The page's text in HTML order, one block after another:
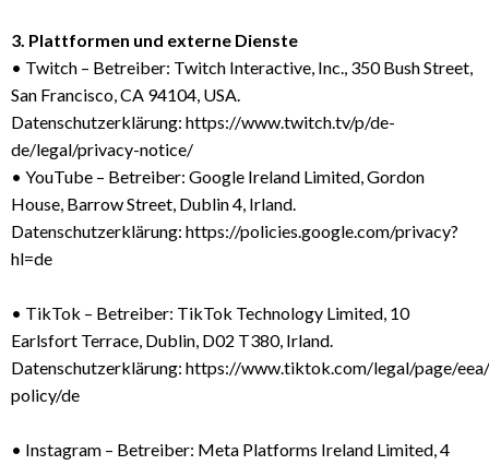
3. Plattformen und externe Dienste
• Twitch – Betreiber: Twitch Interactive, Inc., 350 Bush Street,
San Francisco, CA 94104, USA.
Datenschutzerklärung: https://www.twitch.tv/p/de-
de/legal/privacy-notice/
• YouTube – Betreiber: Google Ireland Limited, Gordon
House, Barrow Street, Dublin 4, Irland.
Datenschutzerklärung: https://policies.google.com/privacy?
hl=de
• TikTok – Betreiber: TikTok Technology Limited, 10
Earlsfort Terrace, Dublin, D02 T380, Irland.
Datenschutzerklärung: https://www.tiktok.com/legal/page/
policy/de
• Instagram – Betreiber: Meta Platforms Ireland Limited, 4